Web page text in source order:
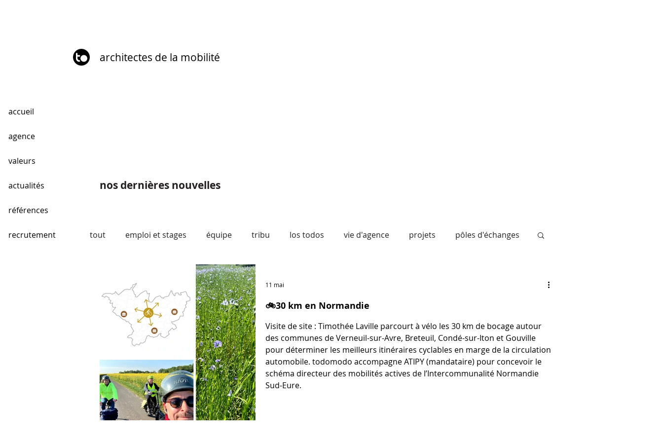
architectes de la mobilité
accueil
agence
valeurs
actualités
références
recrutement
nos dernières nouvelles
tout emploi et stages équipe tribu los todos vie d'agence projets pôles d'échanges
mobilité vélo
bhns et bus engagement
🚲30 km en Normandie
Visite de site : Timothée Laville parcourt à vélo les 30 km de bocage autour
des communes de Verneuil-sur-Avre, Breteuil, Condé-sur-Iton et Gouville
pour déterminer les meilleurs itinéraires cyclables en marge de la circulation
automobile. todomodo accompagne ATIPY (mandataire) pour concevoir le
schéma directeur des mobilités actives de l’Intercommunalité Normandie
Sud-Eure.
11 mai